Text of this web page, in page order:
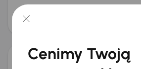
46 000 zł
Cenimy Twoją